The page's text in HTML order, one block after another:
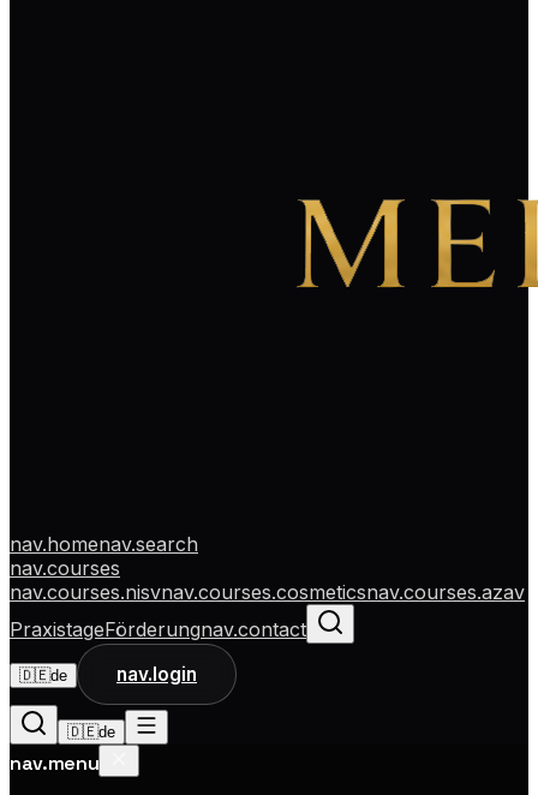
nav.homenav.search
nav.courses
nav.courses.nisvnav.courses.cosmeticsnav.courses.azav
PraxistageFörderungnav.contact
🇩🇪de nav.login
🇩🇪de
nav.menu